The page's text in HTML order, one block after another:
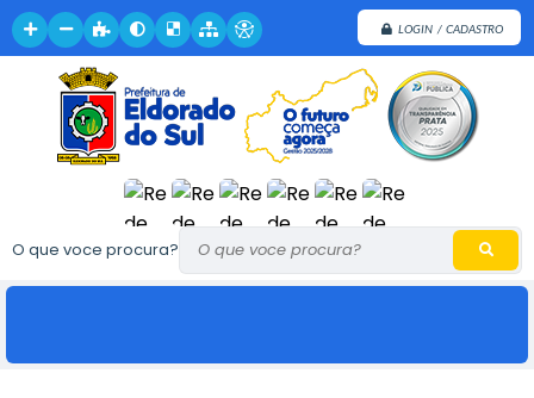
LOGIN / CADASTRO
O que voce procura?